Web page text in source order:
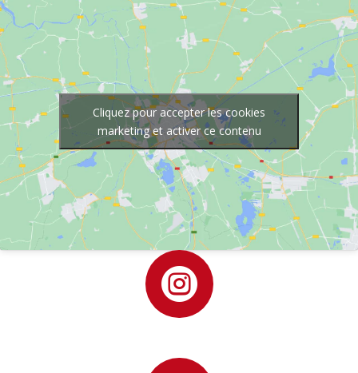
Cliquez pour accepter les cookies
marketing et activer ce contenu
